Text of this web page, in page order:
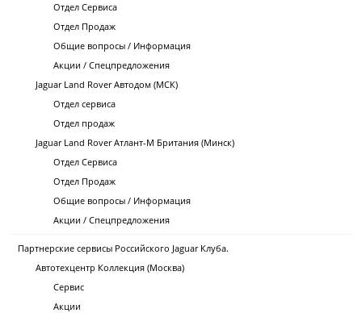
Отдел Сервиса
Отдел Продаж
Общие вопросы / Информация
Акции / Спецпредложения
Jaguar Land Rover Автодом (МСК)
Отдел сервиса
Отдел продаж
Jaguar Land Rover Атлант-М Британия (Минск)
Отдел Сервиса
Отдел Продаж
Общие вопросы / Информация
Акции / Спецпредложения
Партнерские сервисы Российского Jaguar Клуба.
Автотехцентр Коллекция (Москва)
Сервис
Акции